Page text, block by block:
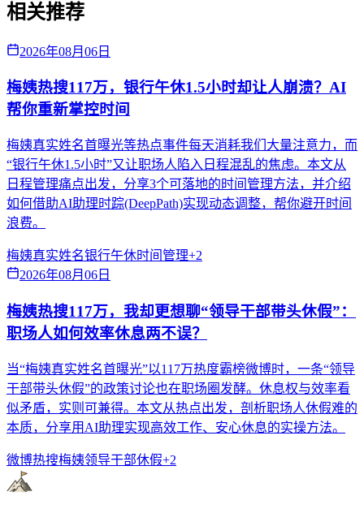
相关推荐
2026年08月06日
梅姨热搜117万，银行午休1.5小时却让人崩溃？AI
帮你重新掌控时间
梅姨真实姓名首曝光等热点事件每天消耗我们大量注意力，而
“银行午休1.5小时”又让职场人陷入日程混乱的焦虑。本文从
日程管理痛点出发，分享3个可落地的时间管理方法，并介绍
如何借助AI助理时踪(DeepPath)实现动态调整，帮你避开时间
浪费。
梅姨真实姓名银行午休时间管理+2
2026年08月06日
梅姨热搜117万，我却更想聊“领导干部带头休假”：
职场人如何效率休息两不误？
当“梅姨真实姓名首曝光”以117万热度霸榜微博时，一条“领导
干部带头休假”的政策讨论也在职场圈发酵。休息权与效率看
似矛盾，实则可兼得。本文从热点出发，剖析职场人休假难的
本质，分享用AI助理实现高效工作、安心休息的实操方法。
微博热搜梅姨领导干部休假+2